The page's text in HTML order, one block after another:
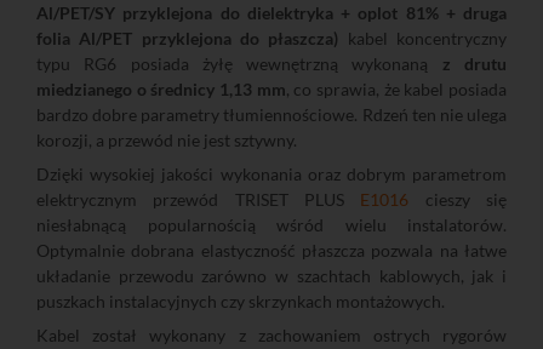
Al/PET/SY przyklejona do dielektryka + oplot 81% + druga
folia Al/PET przyklejona do płaszcza) kabel koncentryczny
typu RG6 posiada żyłę wewnętrzną wykonaną z drutu
miedzianego o średnicy 1,13 mm, co sprawia, że kabel posiada
bardzo dobre parametry tłumiennościowe. Rdzeń ten nie ulega
korozji, a przewód nie jest sztywny.
Dzięki wysokiej jakości wykonania oraz dobrym parametrom
elektrycznym przewód TRISET PLUS E1016 cieszy się
niesłabnącą popularnością wśród wielu instalatorów.
Optymalnie dobrana elastyczność płaszcza pozwala na łatwe
układanie przewodu zarówno w szachtach kablowych, jak i
puszkach instalacyjnych czy skrzynkach montażowych.
Kabel został wykonany z zachowaniem ostrych rygorów